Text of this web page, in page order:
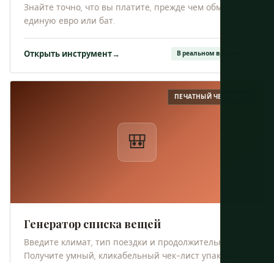
Знайте точно, что вы платите, прежде чем обменять
единую евро или бат.
Открыть инструмент→ В реальном времени
🎒
ПЕЧАТНЫЙ ЧЕК-ЛИСТ
Генератор списка вещей
Введите климат, тип поездки и продолжительность.
Получите умный, кликабельный чек-лист упаковки,